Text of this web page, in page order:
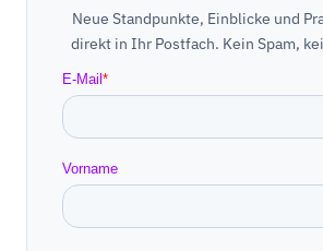
Neue Standpunkte, Einblicke und
direkt in Ihr Postfach. Kein Spam,